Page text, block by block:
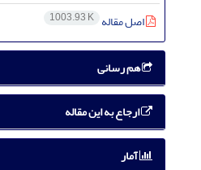
اصل مقاله 1003.93 K
هم رسانی
ارجاع به این مقاله
آمار